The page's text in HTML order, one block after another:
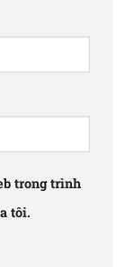
trong trình
tôi.